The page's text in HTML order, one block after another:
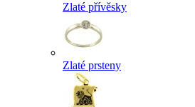
Zlaté přívěsky
Zlaté prsteny